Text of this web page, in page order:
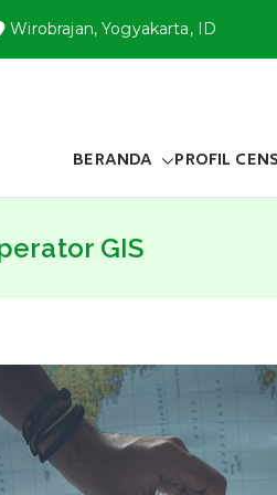
Wirobrajan, Yogyakarta, ID
BERANDA PROFIL
GIS